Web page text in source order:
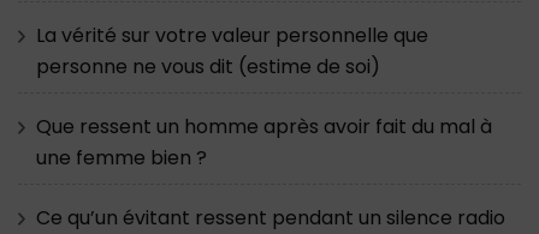
La vérité sur votre valeur personnelle que
personne ne vous dit (estime de soi)
Que ressent un homme après avoir fait du mal à
une femme bien ?
Ce qu’un évitant ressent pendant un silence radio